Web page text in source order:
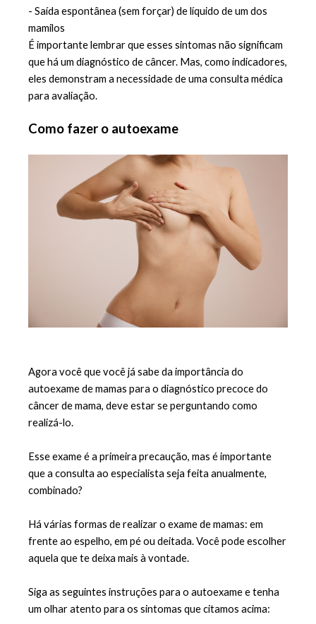
- Saída espontânea (sem forçar) de líquido de um dos
mamilos
É importante lembrar que esses sintomas não significam
que há um diagnóstico de câncer. Mas, como indicadores,
eles demonstram a necessidade de uma consulta médica
para avaliação.
Como fazer o autoexame
Agora você que você já sabe da importância do
autoexame de mamas para o diagnóstico precoce do
câncer de mama, deve estar se perguntando como
realizá-lo.
Esse exame é a primeira precaução, mas é importante
que a consulta ao especialista seja feita anualmente,
combinado?
Há várias formas de realizar o exame de mamas: em
frente ao espelho, em pé ou deitada. Você pode escolher
aquela que te deixa mais à vontade.
Siga as seguintes instruções para o autoexame e tenha
um olhar atento para os sintomas que citamos acima: